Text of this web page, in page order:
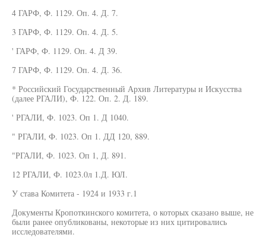
4 ГАРФ, Ф. 1129. Оп. 4. Д. 7.
3 ГАРФ, Ф. 1129. Оп. 4. Д. 5.
' ГАРФ, Ф. 1129. Оп. 4. Д 39.
7 ГАРФ, Ф. 1129. Оп. 4. Д. 36.
* Российский Государственный Архив Литературы и Искусства
(далее РГАЛИ), Ф. 122. Оп. 2. Д. 189.
' РГАЛИ, Ф. 1023. Оп 1. Д 1040.
" РГАЛИ, Ф. 1023. Оп 1. ДД 120, 889.
"РГАЛИ, Ф. 1023. Оп 1, Д. 891.
12 РГАЛИ, Ф. 1023.0л 1.Д. ЮЛ.
У става Комитета - 1924 и 1933 г.1
Документы Кропоткинского комитета, о которых сказано выше, не
были ранее опубликованы, некоторые из них цитировались
исследователями.